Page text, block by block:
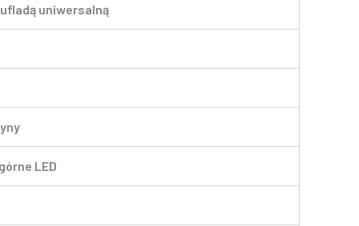
uniwersalną
LED